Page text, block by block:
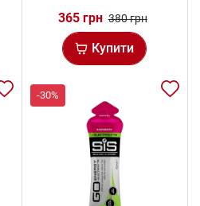
365 грн 380 грн
Купити
-30%